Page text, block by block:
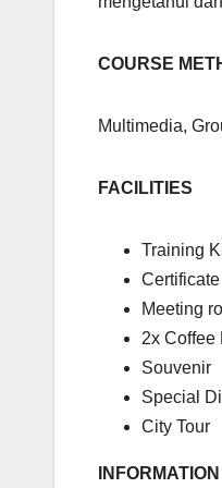
COURSE
Multimedia,
FACILITIES
Training
Meeting
2x Coffee
Souvenir
Special
City Tour